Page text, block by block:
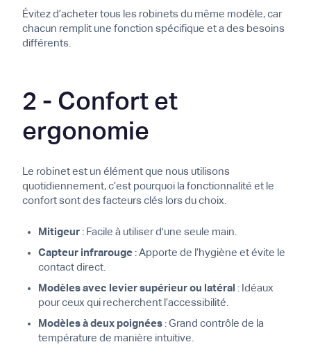
Évitez d’acheter tous les robinets du même modèle, car
chacun remplit une fonction spécifique et a des besoins
différents.
2 - Confort et
ergonomie
Le robinet est un élément que nous utilisons
quotidiennement, c’est pourquoi la fonctionnalité et le
confort sont des facteurs clés lors du choix.
Mitigeur: Facile à utiliser d'une seule main.
Capteur infrarouge: Apporte de l’hygiène et évite le
contact direct.
Modèles avec levier supérieur ou latéral : Idéaux
pour ceux qui recherchent l’accessibilité.
Modèles à deux poignées: Grand contrôle de la
température de manière intuitive.